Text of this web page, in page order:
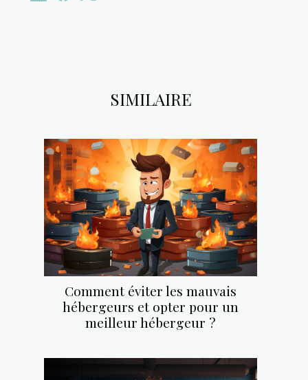
SIMILAIRE
Comment éviter les mauvais
hébergeurs et opter pour un
meilleur hébergeur ?